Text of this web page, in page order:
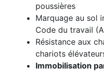
poussières
Marquage au sol
Code du travail
Résistance aux
chariots
Immobilisation